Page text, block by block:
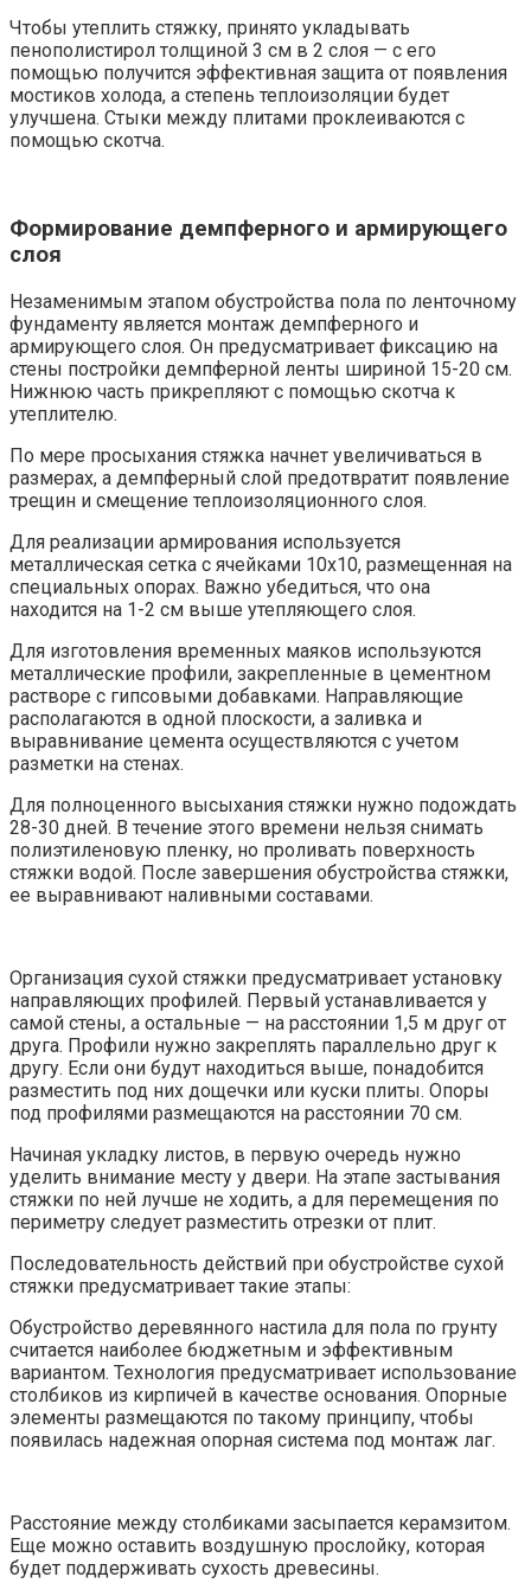
Чтобы утеплить стяжку, принято укладывать
пенополистирол толщиной 3 см в 2 слоя — с его
помощью получится эффективная защита от появления
мостиков холода, а степень теплоизоляции будет
улучшена. Стыки между плитами проклеиваются с
помощью скотча.
Формирование демпферного и армирующего
слоя
Незаменимым этапом обустройства пола по ленточному
фундаменту является монтаж демпферного и
армирующего слоя. Он предусматривает фиксацию на
стены постройки демпферной ленты шириной 15-20 см.
Нижнюю часть прикрепляют с помощью скотча к
утеплителю.
По мере просыхания стяжка начнет увеличиваться в
размерах, а демпферный слой предотвратит появление
трещин и смещение теплоизоляционного слоя.
Для реализации армирования используется
металлическая сетка с ячейками 10х10, размещенная на
специальных опорах. Важно убедиться, что она
находится на 1-2 см выше утепляющего слоя.
Для изготовления временных маяков используются
металлические профили, закрепленные в цементном
растворе с гипсовыми добавками. Направляющие
располагаются в одной плоскости, а заливка и
выравнивание цемента осуществляются с учетом
разметки на стенах.
Для полноценного высыхания стяжки нужно подождать
28-30 дней. В течение этого времени нельзя снимать
полиэтиленовую пленку, но проливать поверхность
стяжки водой. После завершения обустройства стяжки,
ее выравнивают наливными составами.
Организация сухой стяжки предусматривает установку
направляющих профилей. Первый устанавливается у
самой стены, а остальные — на расстоянии 1,5 м друг от
друга. Профили нужно закреплять параллельно друг к
другу. Если они будут находиться выше, понадобится
разместить под них дощечки или куски плиты. Опоры
под профилями размещаются на расстоянии 70 см.
Начиная укладку листов, в первую очередь нужно
уделить внимание месту у двери. На этапе застывания
стяжки по ней лучше не ходить, а для перемещения по
периметру следует разместить отрезки от плит.
Последовательность действий при обустройстве сухой
стяжки предусматривает такие этапы:
Обустройство деревянного настила для пола по грунту
считается наиболее бюджетным и эффективным
вариантом. Технология предусматривает использование
столбиков из кирпичей в качестве основания. Опорные
элементы размещаются по такому принципу, чтобы
появилась надежная опорная система под монтаж лаг.
Расстояние между столбиками засыпается керамзитом.
Еще можно оставить воздушную прослойку, которая
будет поддерживать сухость древесины.